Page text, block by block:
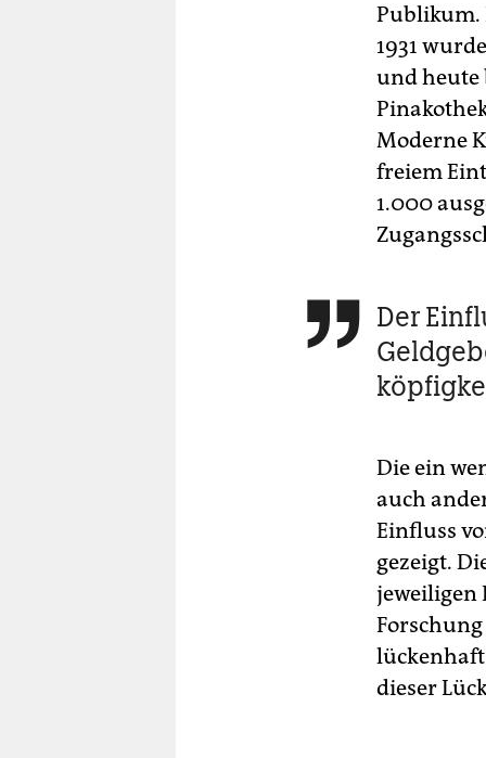
Publikum.
1931
und heute
Moderne
freiem
1.000
 Der
Die ein
auch
Einfluss
gezeigt.
jeweiligen
lückenhaft
dieser